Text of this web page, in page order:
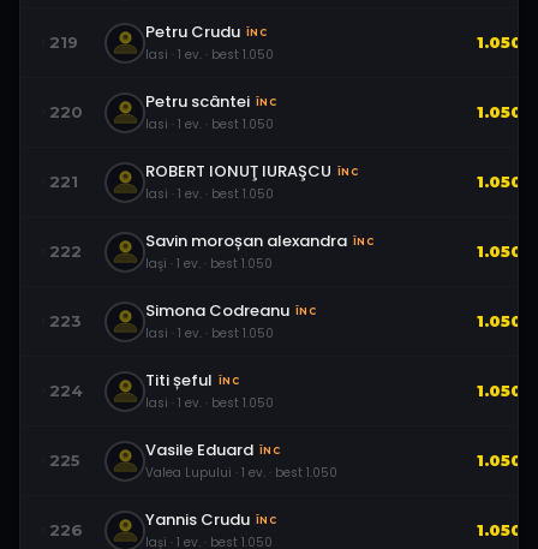
219 Petru Crudu ÎNC
Iasi · 1 ev. · best 1.050
1.050
220 Petru scântei ÎNC
Iasi · 1 ev. · best 1.050
1.050
221 ROBERT IONUŢ IURAŞCU ÎNC
Iasi · 1 ev. · best 1.050
1.050
222 Savin moroșan alexandra ÎNC
Iaşi · 1 ev. · best 1.050
1.050
223 Simona Codreanu ÎNC
Iasi · 1 ev. · best 1.050
1.050
224 Titi șeful ÎNC
Iasi · 1 ev. · best 1.050
1.050
225 Vasile Eduard ÎNC
Valea Lupului · 1 ev. · best 1.050
1.050
226 Yannis Crudu ÎNC
Iași · 1 ev. · best 1.050
1.050